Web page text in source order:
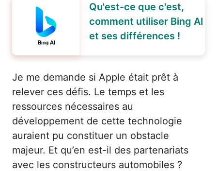
Qu'est-ce que c'est,
comment utiliser Bing AI
et ses différences !
Je me demande si Apple était prêt à
relever ces défis. Le temps et les
ressources nécessaires au
développement de cette technologie
auraient pu constituer un obstacle
majeur. Et qu’en est-il des partenariats
avec les constructeurs automobiles ?